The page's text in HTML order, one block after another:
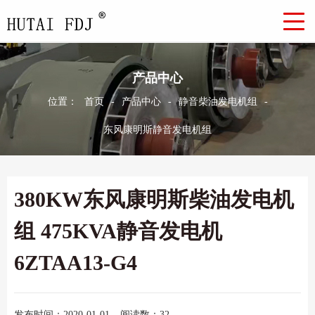
产品中心
位置： 首页 - 产品中心 - 静音柴油发电机组 -
东风康明斯静音发电机组
380KW东风康明斯柴油发电机
组 475KVA静音发电机
6ZTAA13-G4